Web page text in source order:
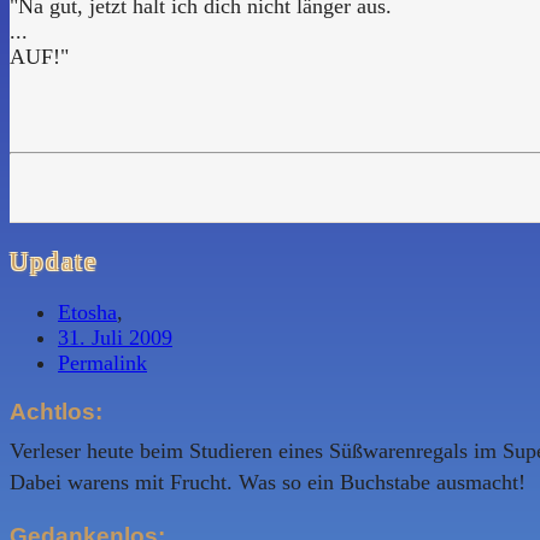
"Na gut, jetzt halt ich dich nicht länger aus.
...
AUF!"
Update
Etosha,
31. Juli 2009
Permalink
Achtlos:
Verleser heute beim Studieren eines Süßwarenregals im
Dabei warens mit Frucht. Was so ein Buchstabe ausmacht!